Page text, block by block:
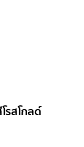
รสโกลด์